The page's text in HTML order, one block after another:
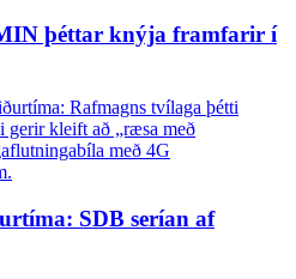
þéttar knýja framfarir í
SDB serían af